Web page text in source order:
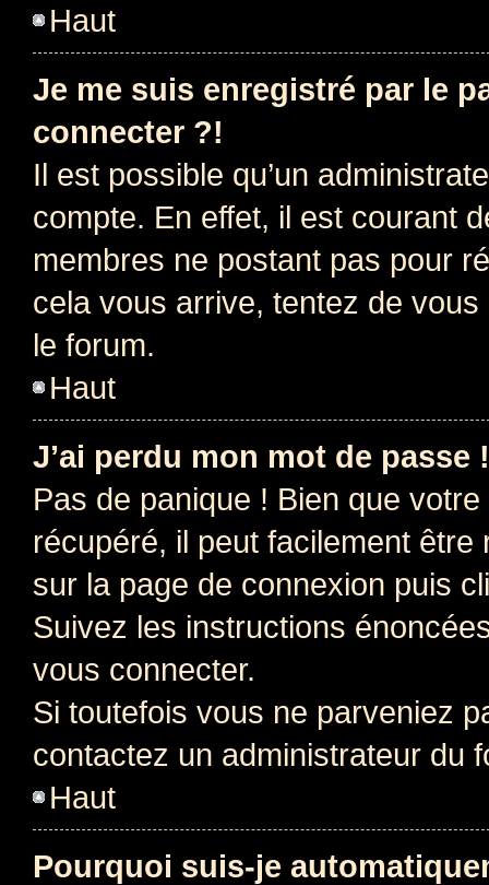
Haut
Je me suis enregistré par le
connecter ?!
Il est possible qu’un
compte. En effet, il est courant
membres ne postant pas pour
cela vous arrive, tentez de
le forum.
Haut
J’ai perdu mon mot de passe !
Pas de panique ! Bien que
récupéré, il peut facilement
sur la page de connexion puis
Suivez les instructions
vous connecter.
Si toutefois vous ne parveniez
contactez un administrateur du
Haut
Pourquoi suis-je